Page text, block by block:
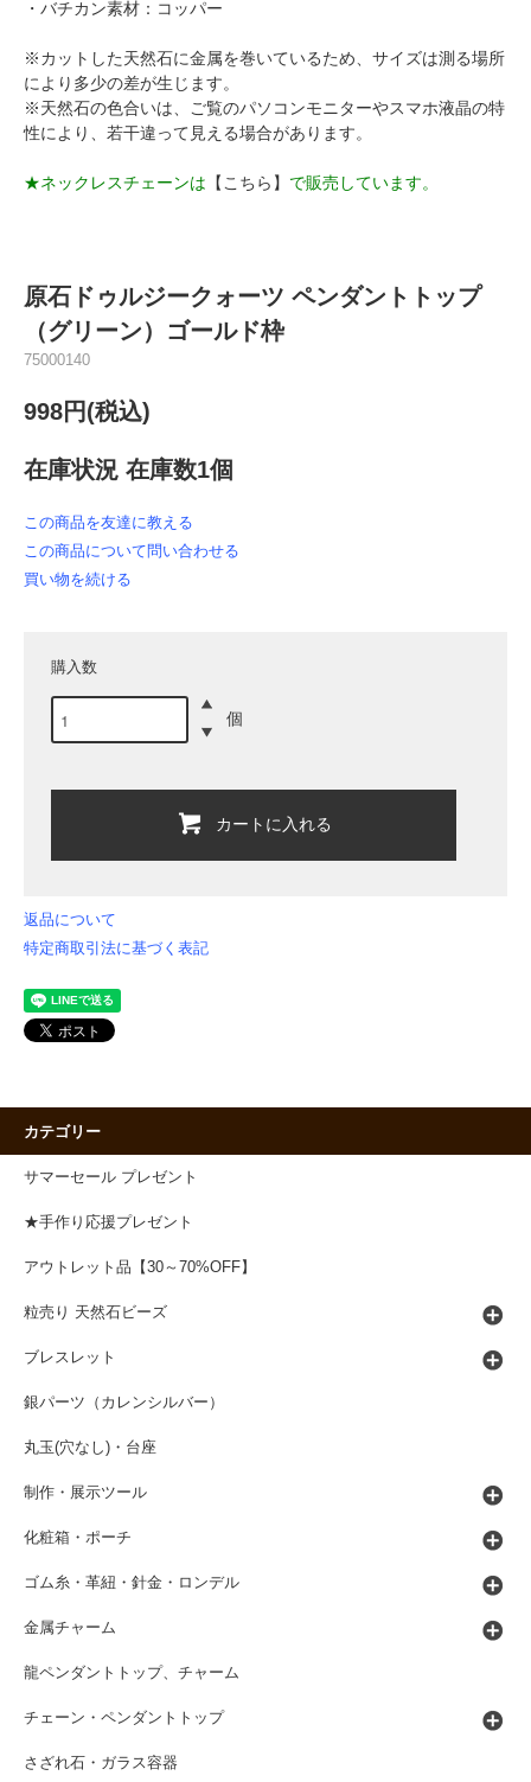
・バチカン素材：コッパー
※カットした天然石に金属を巻いているため、サイズは測る場所
により多少の差が生じます。
※天然石の色合いは、ご覧のパソコンモニターやスマホ液晶の特
性により、若干違って見える場合があります。
★ネックレスチェーンは 【こちら】 で販売しています。
原石ドゥルジークォーツ ペンダントトップ
（グリーン）ゴールド枠
75000140
998円(税込)
在庫状況 在庫数1個
この商品を友達に教える
この商品について問い合わせる
買い物を続ける
購入数
個
カートに入れる
返品について
特定商取引法に基づく表記
カテゴリー
サマーセール プレゼント
★手作り応援プレゼント
アウトレット品【30～70%OFF】
粒売り 天然石ビーズ
ブレスレット
銀パーツ（カレンシルバー）
丸玉(穴なし)・台座
制作・展示ツール
化粧箱・ポーチ
ゴム糸・革紐・針金・ロンデル
金属チャーム
龍ペンダントトップ、チャーム
チェーン・ペンダントトップ
さざれ石・ガラス容器